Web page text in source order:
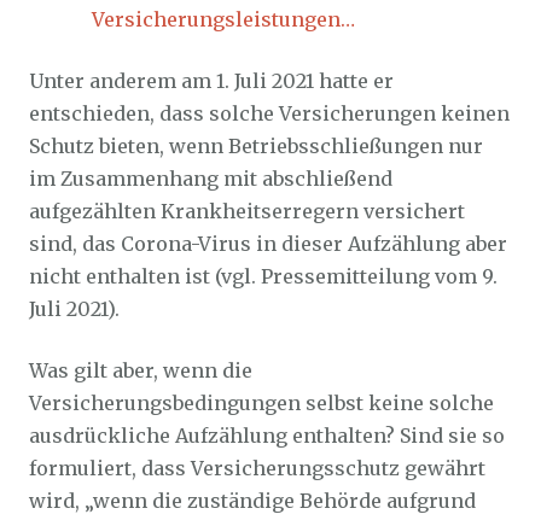
Versicherungsleistungen…
Unter anderem am 1. Juli 2021 hatte er
entschieden, dass solche Versicherungen keinen
Schutz bieten, wenn Betriebsschließungen nur
im Zusammenhang mit abschließend
aufgezählten Krankheitserregern versichert
sind, das Corona-Virus in dieser Aufzählung aber
nicht enthalten ist (vgl. Pressemitteilung vom 9.
Juli 2021).
Was gilt aber, wenn die
Versicherungsbedingungen selbst keine solche
ausdrückliche Aufzählung enthalten? Sind sie so
formuliert, dass Versicherungsschutz gewährt
wird, „wenn die zuständige Behörde aufgrund